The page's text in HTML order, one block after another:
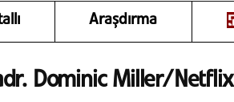
Araşdırma
Dominic Miller/Netflix